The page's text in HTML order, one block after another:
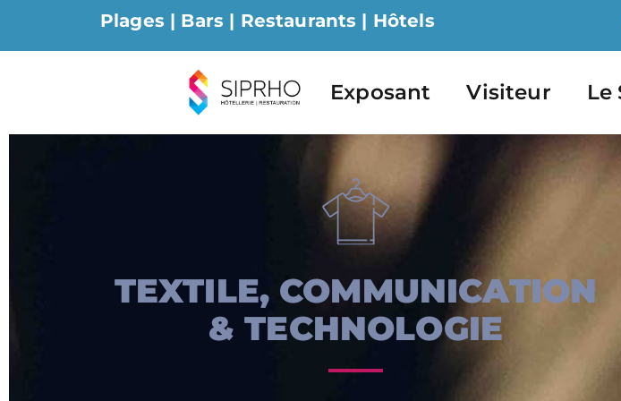
Plages | Bars | Restaurants | Hôtels
Exposant Visiteur Le
TEXTILE, COMMUNICATION
& TECHNOLOGIE